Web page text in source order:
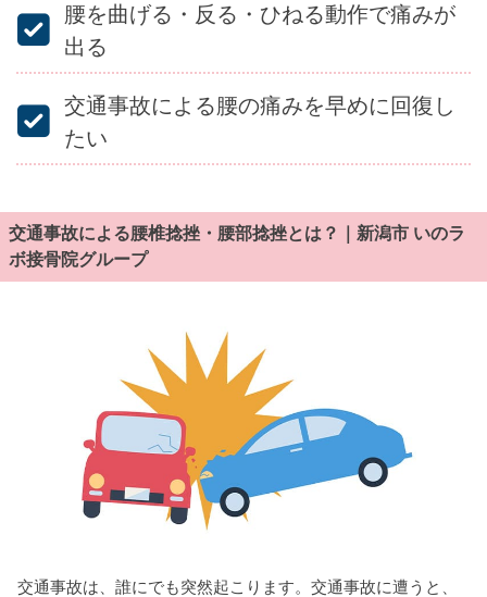
腰を曲げる・反る・ひねる動作で痛みが
出る
交通事故による腰の痛みを早めに回復し
たい
交通事故による腰椎捻挫・腰部捻挫とは？｜新潟市 いのラ
ボ接骨院グループ
交通事故は、誰にでも突然起こります。交通事故に遭うと、